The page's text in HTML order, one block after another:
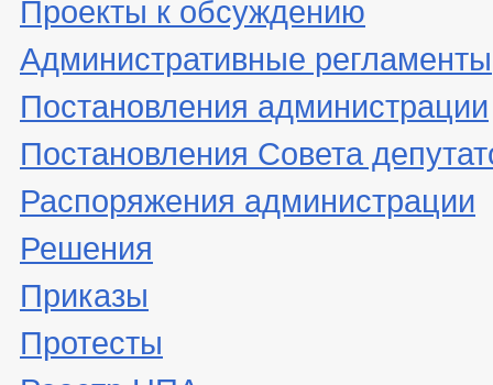
Административные регламенты
Постановления администрации
Постановления Совета
Распоряжения администрации
Решения
Приказы
Протесты